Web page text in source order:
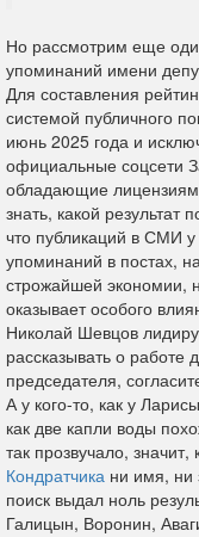
Но рассмотрим еще
упоминаний имени
Для составления
системой публичного
июнь 2025 года и
официальные соцсети
обладающие
знать, какой результат
что публикаций в СМИ
упоминаний в постах,
строжайшей экономии,
оказывает особого
Николай Шевцов
рассказывать о
председателя,
А у кого-то, как у
как две капли воды
так прозвучало,
Кондратчика ни имя, ни
поиск выдал ноль
Галицын, Воронин,